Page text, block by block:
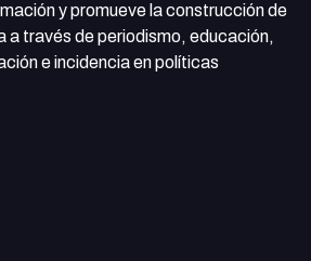
y promueve la construcción de
a través de periodismo, educación,
e incidencia en políticas